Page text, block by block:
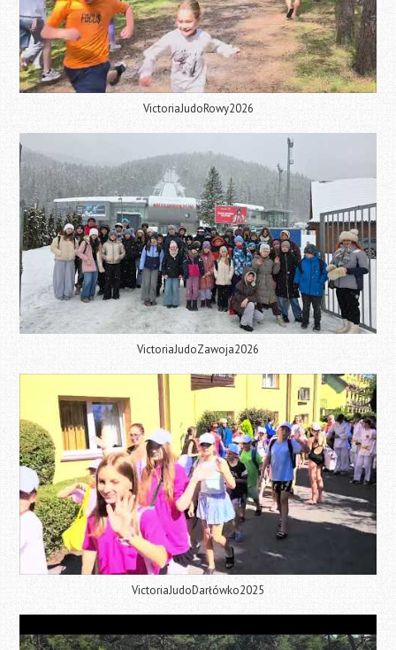
VictoriaJudoRowy2026
VictoriaJudoZawoja2026
VictoriaJudoDarłówko2025